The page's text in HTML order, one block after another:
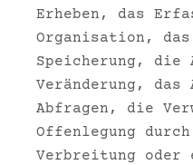
Erheben, das
Organisation,
Speicherung, die
Veränderung, das
Abfragen, die
Offenlegung
Verbreitung oder